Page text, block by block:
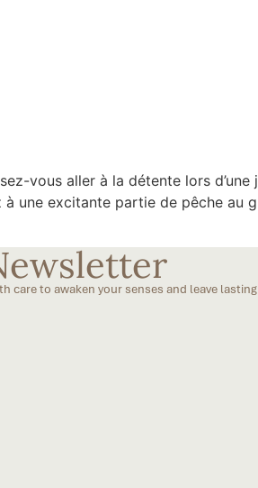
vous aller à la détente lors
une excitante partie de pêche au
care to awaken your senses and leave